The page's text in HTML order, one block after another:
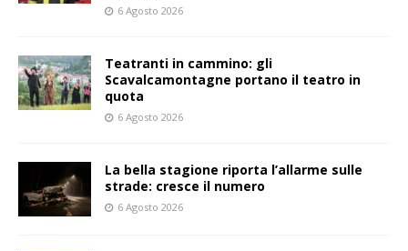
6 Agosto 2026
Teatranti in cammino: gli
Scavalcamontagne portano il teatro in
quota
6 Agosto 2026
La bella stagione riporta l’allarme sulle
strade: cresce il numero
6 Agosto 2026